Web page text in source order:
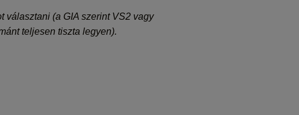
választani (a GIA szerint VS2 vagy
teljesen tiszta legyen).